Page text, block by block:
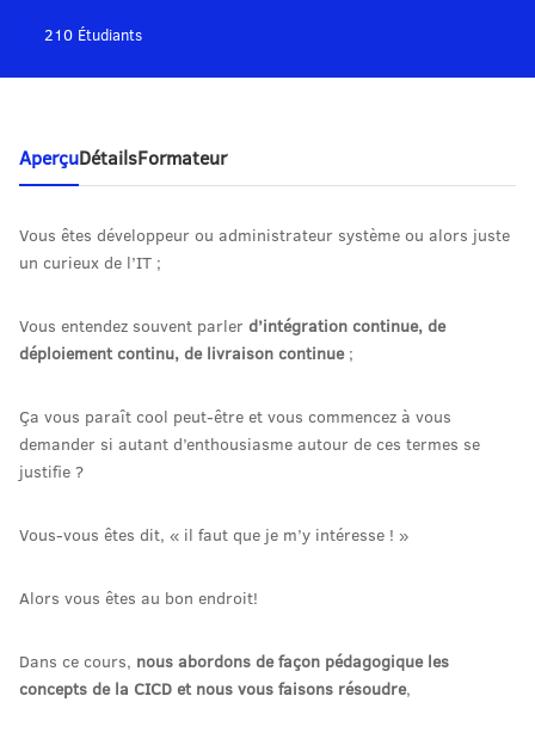
210 Étudiants
AperçuDétailsFormateur
Vous êtes développeur ou administrateur système ou alors juste
un curieux de l’IT ;
Vous entendez souvent parler d’intégration continue, de
déploiement continu, de livraison continue;
Ça vous paraît cool peut-être et vous commencez à vous
demander si autant d’enthousiasme autour de ces termes se
justifie ?
Vous-vous êtes dit, « il faut que je m’y intéresse ! »
Alors vous êtes au bon endroit!
Dans ce cours, nous abordons de façon pédagogique les
concepts de la CICD et nous vous faisons résoudre,